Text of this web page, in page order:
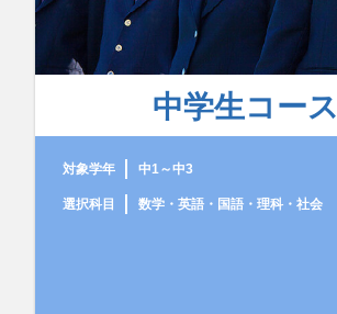
中学生コース
対象学年 中1～中3
選択科目 数学・英語・国語・理科・社会